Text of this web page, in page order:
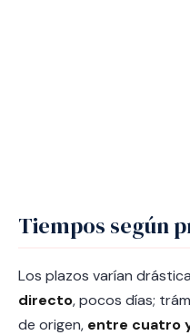
Tiempos según
Los plazos varían
directo, pocos días;
de origen, entre cuatro